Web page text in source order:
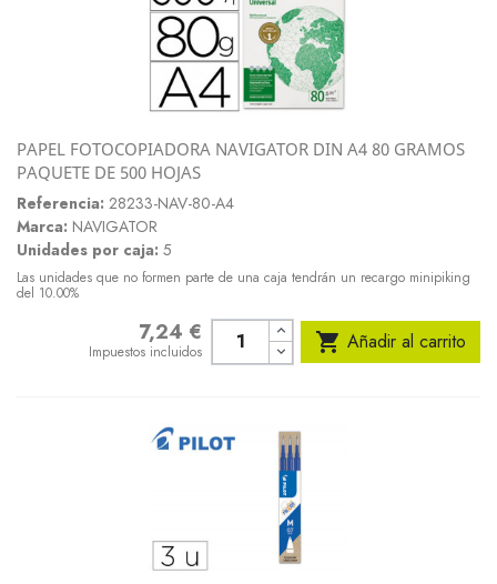
PAPEL FOTOCOPIADORA NAVIGATOR DIN A4 80 GRAMOS
PAQUETE DE 500 HOJAS
Referencia: 28233-NAV-80-A4
Marca: NAVIGATOR
Unidades por caja: 5
Las unidades que no formen parte de una caja tendrán un recargo minipiking
del 10.00%
7,24 €
Impuestos incluidos  Añadir al carrito